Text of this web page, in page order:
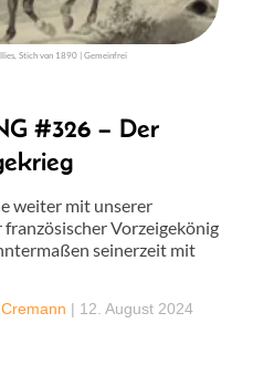
Stich von 1890 | Gemeinfrei
#326 – Der
weiter mit unserer
Vorzeigekönig
seinerzeit mit
| 12. August 2024